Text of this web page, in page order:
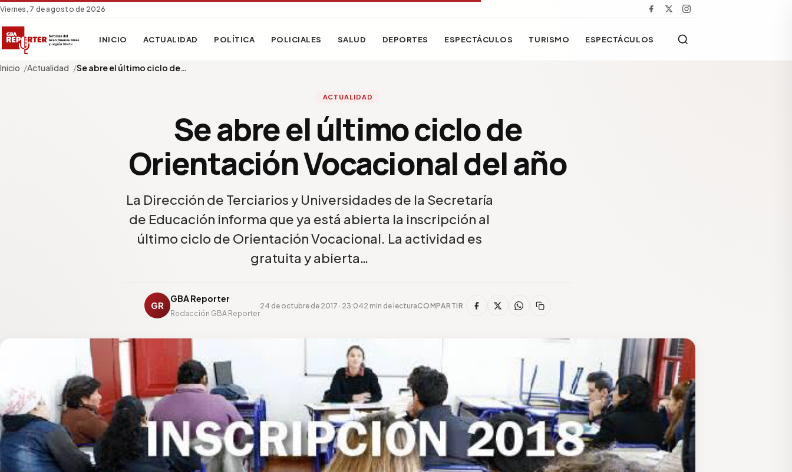
Viernes, 7 de agosto de 2026
INICIO ACTUALIDAD POLÍTICA POLICIALES SALUD DEPORTES ESPECTÁCULOS TURISMO ESPECTÁCULOS
Inicio Actualidad Se abre el último ciclo de…
ACTUALIDAD
Se abre el último ciclo de
Orientación Vocacional del año
La Dirección de Terciarios y Universidades de la Secretaría
de Educación informa que ya está abierta la inscripción al
último ciclo de Orientación Vocacional. La actividad es
gratuita y abierta…
GR
GBA Reporter
Redacción GBA Reporter
24 de octubre de 2017 · 23:042 min de lecturaCOMPARTIR